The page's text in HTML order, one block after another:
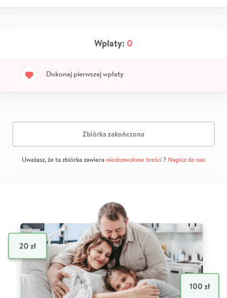
Wpłaty: 0
Dokonaj pierwszej wpłaty
Zbiórka zakończona
Uważasz, że ta zbiórka zawiera niedozwolone treści? Napisz do nas